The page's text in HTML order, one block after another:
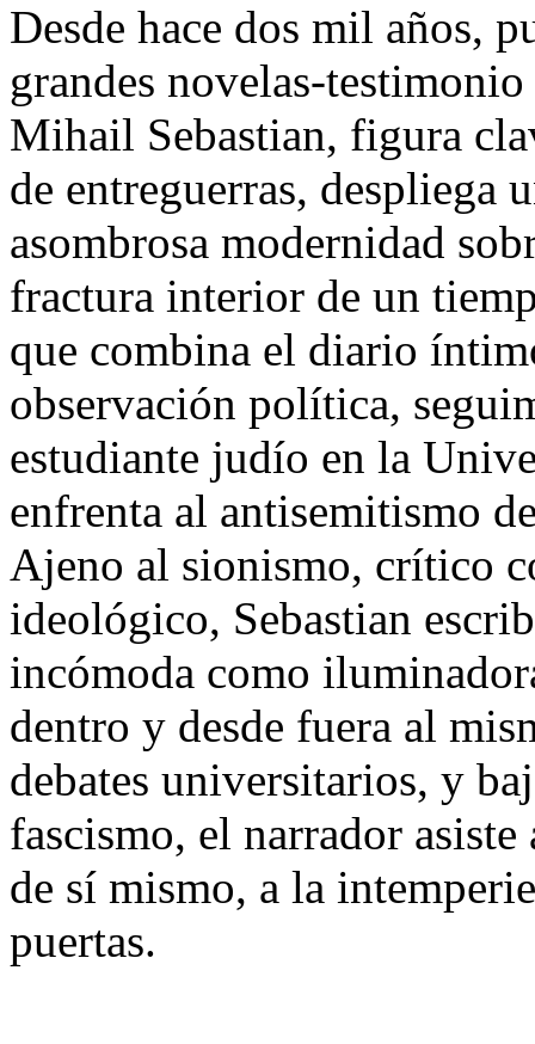
Desde hace dos mil años,
grandes novelas-
Mihail Sebastian, figura
de entreguerras, despliega
asombrosa modernidad
fractura interior de un
que combina el diario
observación política,
estudiante judío en la
enfrenta al antisemitismo
Ajeno al sionismo, crítico
ideológico, Sebastian
incómoda como
dentro y desde fuera al
debates universitarios, y
fascismo, el narrador
de sí mismo, a la
puertas.